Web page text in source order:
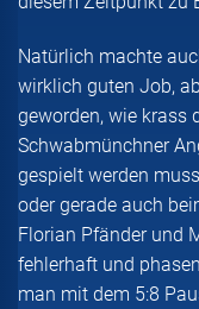
Natürlich machte
wirklich guten Job,
geworden, wie krass
Schwabmünchner
gespielt werden
oder gerade auch
Florian Pfänder und
fehlerhaft und
man mit dem 5:8